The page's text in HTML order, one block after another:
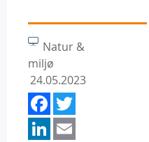
Natur &
miljø
24.05.2023
Facebook
LinkedIn